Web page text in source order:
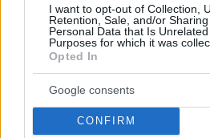
I want to opt-out of Collection,
Retention, Sale, and/or
Personal Data that Is
Purposes for which it was
Opted In
Google consents
CONFIRM
10.08.2026, 07:13
Δήμας: Το ελικόπτερο είχε άδεια να
προσγειωθεί στο ελικοδρόμιο του
νησιού στις Αλυκές και όχι στο
Σαρακήνικο
09.08.2026, 21:55